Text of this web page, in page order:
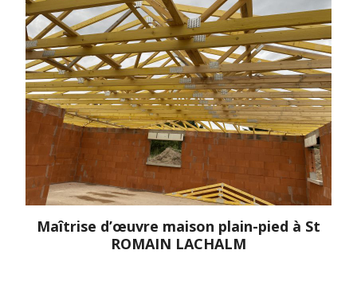
Maîtrise d’œuvre maison plain-pied à St
ROMAIN LACHALM